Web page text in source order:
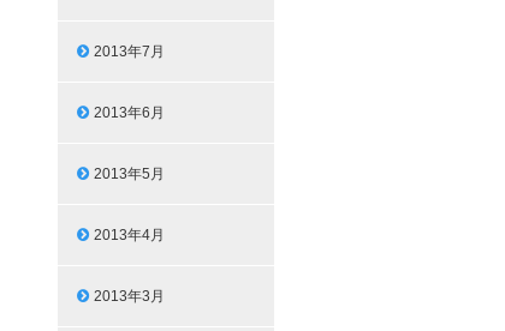
2013年7月
2013年6月
2013年5月
2013年4月
2013年3月